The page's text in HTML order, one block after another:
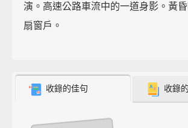
演。高速公路車流中的一道身影。黃
扇窗戶。
收錄的佳句 收錄